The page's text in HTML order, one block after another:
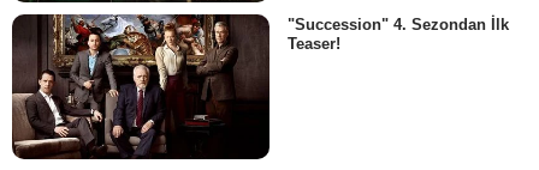
"Succession" 4. Sezondan İlk
Teaser!